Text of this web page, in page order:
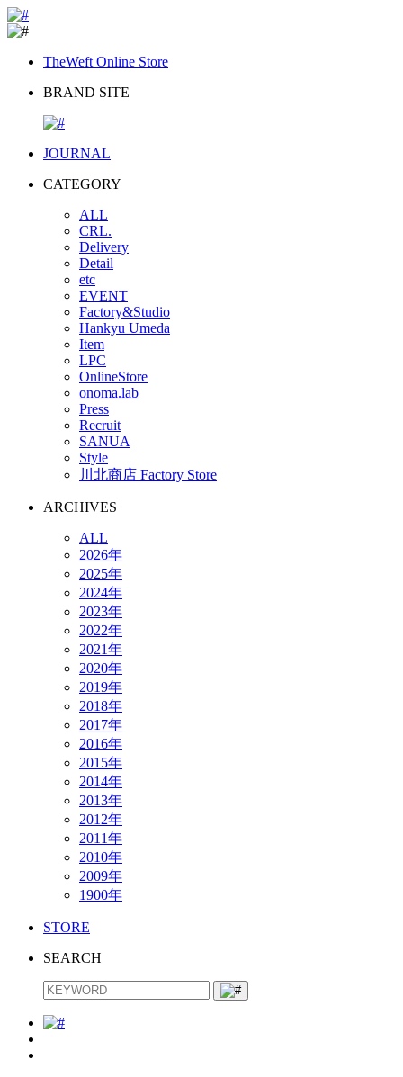
TheWeft Online Store
BRAND SITE
JOURNAL
CATEGORY
ALL
CRL.
Delivery
Detail
etc
EVENT
Factory&Studio
Hankyu Umeda
Item
LPC
OnlineStore
onoma.lab
Press
Recruit
SANUA
Style
川北商店 Factory Store
ARCHIVES
ALL
2026年
2025年
2024年
2023年
2022年
2021年
2020年
2019年
2018年
2017年
2016年
2015年
2014年
2013年
2012年
2011年
2010年
2009年
1900年
STORE
SEARCH